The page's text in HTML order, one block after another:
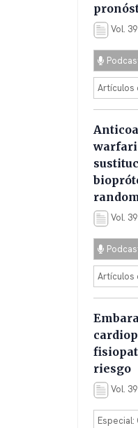
Vol. 39
Artículos
Vol. 39
Artículos
riesgo
Vol. 39